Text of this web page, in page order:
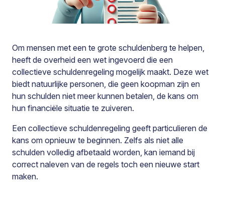
Om mensen met een te grote schuldenberg te helpen,
heeft de overheid een wet ingevoerd die een
collectieve schuldenregeling mogelijk maakt. Deze wet
biedt natuurlijke personen, die geen koopman zijn en
hun schulden niet meer kunnen betalen, de kans om
hun financiële situatie te zuiveren.
Een collectieve schuldenregeling geeft particulieren de
kans om opnieuw te beginnen. Zelfs als niet alle
schulden volledig afbetaald worden, kan iemand bij
correct naleven van de regels toch een nieuwe start
maken.